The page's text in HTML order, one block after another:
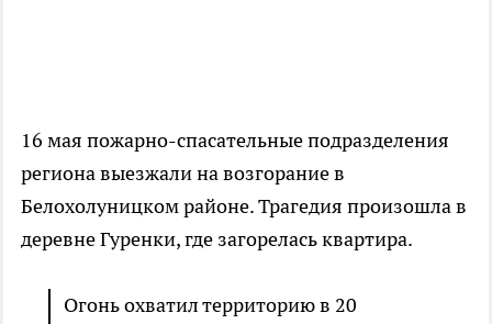
16 мая пожарно-спасательные подразделения
региона выезжали на возгорание в
Белохолуницком районе. Трагедия произошла в
деревне Гуренки, где загорелась квартира.
Огонь охватил территорию в 20